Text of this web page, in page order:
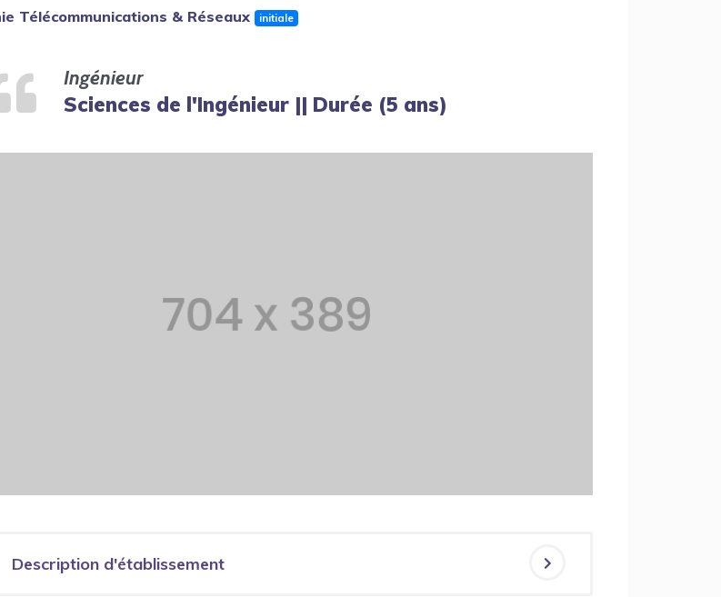
Télécommunications & Réseaux initiale
Ingénieur
Sciences de l'Ingénieur || Durée (5 ans)
Description d'établissement